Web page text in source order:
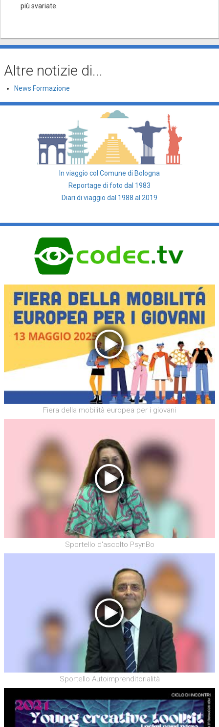
più svariate.
Altre notizie di...
News Formazione
In viaggio col Comune di Bologna
Reportage di foto dal 1983
Diari di viaggio dal 1988 al 2019
Fiera della mobilità europea per i giovani
Sportello d'ascolto PsynBo
Sportello Autoimprenditorialità